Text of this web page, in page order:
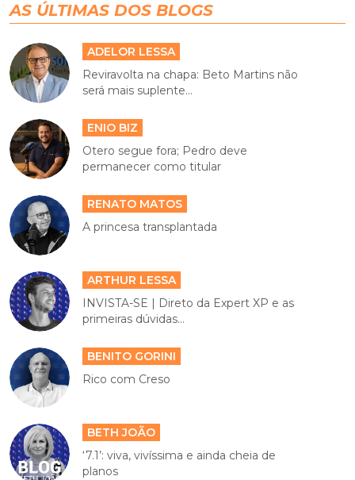
AS ÚLTIMAS DOS BLOGS
ADELOR LESSA
Reviravolta na chapa: Beto Martins não
será mais suplente...
ENIO BIZ
Otero segue fora; Pedro deve
permanecer como titular
RENATO MATOS
A princesa transplantada
ARTHUR LESSA
INVISTA-SE | Direto da Expert XP e as
primeiras dúvidas...
BENITO GORINI
Rico com Creso
BETH JOÃO
‘7.1’: viva, vivíssima e ainda cheia de
planos